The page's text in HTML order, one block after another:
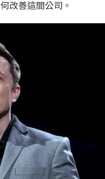
改善這間公司。